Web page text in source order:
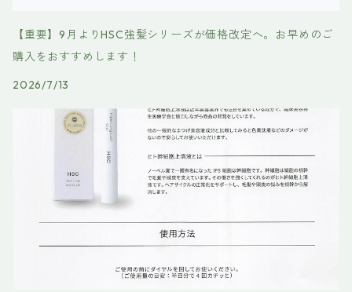
【重要】9月よりHSC強髪シリーズが価格改定へ。お早めのご
購入をおすすめします！
2026/7/13